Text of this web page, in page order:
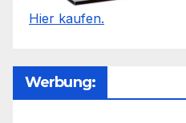
Hier kaufen.
Werbung: